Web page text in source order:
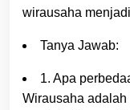
wirausaha
Tanya Jawab:
1. Apa
Wirausaha